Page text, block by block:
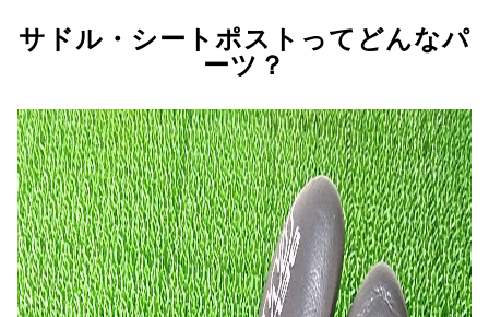
サドル・シートポストってどんなパ
ーツ？